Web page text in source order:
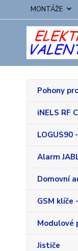
MONTÁŽE
Pohony
iNELS RF
LOGUS90
Alarm
Domovní
GSM klíče
Modulové
Jističe